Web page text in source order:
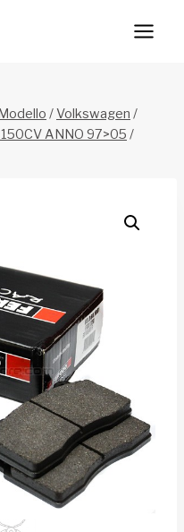
/Volkswagen /
150CV ANNO 97>05 /